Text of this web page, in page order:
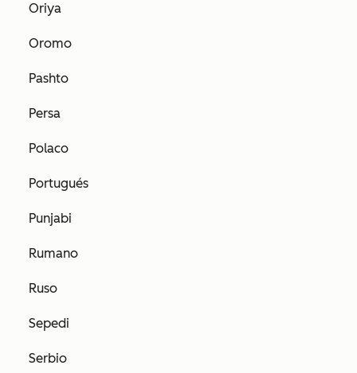
Oriya
Oromo
Pashto
Persa
Polaco
Portugués
Punjabi
Rumano
Ruso
Sepedi
Serbio